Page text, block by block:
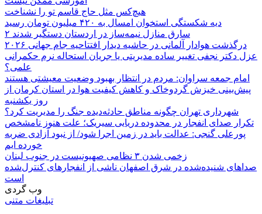
هیچ‌کس مثل حاج قاسم تو را نشناخت
دیه شکستگی استخوان امسال به ۴۲۰ میلیون تومان رسید
۲ سارق منازل نیمه‌ساز در اردستان دستگیر شدند
درگذشت هوادار آلمانی در حاشیه دیدار افتتاحیه جام جهانی ۲۰۲۶
عزل دکتر نجفی تغییر ساده مدیریتی یا جریان استحاله نرم حکمرانی
علمی؟
امام جمعه سراوان: مردم در انتظار بهبود وضعیت معیشتی هستند
پیش‌بینی خیزش گردوخاک و کاهش کیفیت هوا در استان کرمان از
روز یکشنبه
شهرداری تهران چگونه مناطق حادثه‌دیده جنگ را مدیریت کرد؟
تکرار صدای انفجار در محدوده دریایی سیریک؛ علت هنوز نامشخص
پورعلی گنجی: عدالت باید در زمین اجرا شود/ از نبود آزادی ضربه
خورده ایم
زخمی شدن ۳ نظامی صهیونیست در جنوب لبنان
صداهای شنیده‌شده در شرق اصفهان ناشی از انفجارهای کنترل‌شده
است
وب گردی
تبلیغات متنی